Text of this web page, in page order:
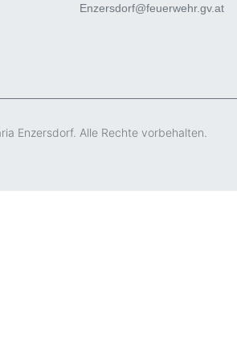
Enzersdorf@feuerwehr.gv.at
Enzersdorf. Alle Rechte vorbehalten.